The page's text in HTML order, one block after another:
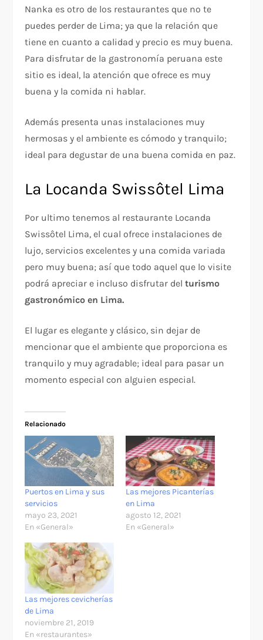
Nanka es otro de los restaurantes que no te
puedes perder de Lima; ya que la relación que
tiene en cuanto a calidad y precio es muy buena.
Para disfrutar de la gastronomía peruana este
sitio es ideal, la atención que ofrece es muy
buena y la comida ni hablar.
Además presenta unas instalaciones muy
hermosas y el ambiente es cómodo y tranquilo;
ideal para degustar de una buena comida en paz.
La Locanda Swissôtel Lima
Por ultimo tenemos al restaurante Locanda
Swissôtel Lima, el cual ofrece instalaciones de
lujo, servicios excelentes y una comida variada
pero muy buena; así que todo aquel que lo visite
podrá apreciar e incluso disfrutar delturismo
gastronómico en Lima.
El lugar es elegante y clásico, sin dejar de
mencionar que el ambiente que proporciona es
tranquilo y muy agradable; ideal para pasar un
momento especial con alguien especial.
Relacionado
Puertos en Lima y sus
servicios
mayo 23, 2021
En «General»
Las mejores Picanterías
en Lima
agosto 12, 2021
En «General»
Las mejores cevicherías
de Lima
noviembre 21, 2019
En «restaurantes»